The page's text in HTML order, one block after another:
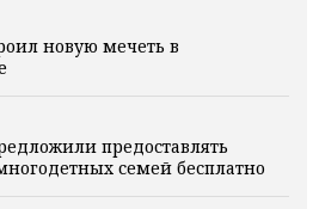
новую мечеть в
предоставлять
семей бесплатно